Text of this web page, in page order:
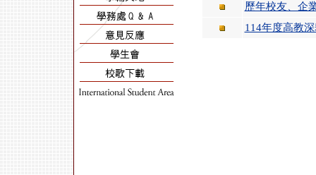
歷年校友、企
114年度高教